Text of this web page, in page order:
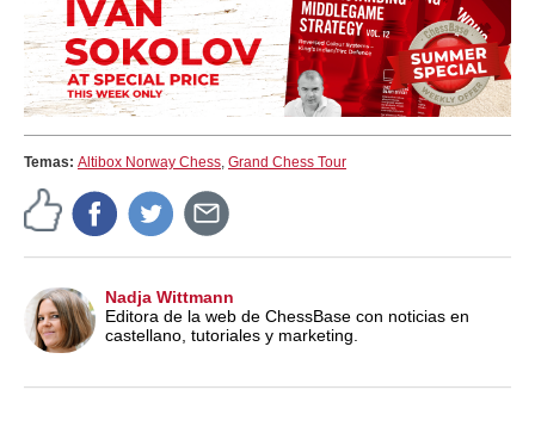
Temas: Altibox Norway Chess, Grand Chess Tour
Nadja Wittmann
Editora de la web de ChessBase con noticias en
castellano, tutoriales y marketing.